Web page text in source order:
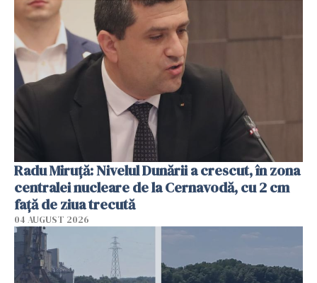
Radu Miruţă: Nivelul Dunării a crescut, în zona
centralei nucleare de la Cernavodă, cu 2 cm
faţă de ziua trecută
04 AUGUST 2026